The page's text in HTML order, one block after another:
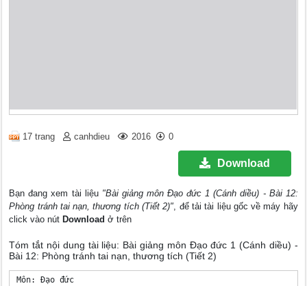
17 trang canhdieu 2016 0
Download
Bạn đang xem tài liệu "Bài giảng môn Đạo đức 1 (Cánh diều) - Bài 12:
Phòng tránh tai nạn, thương tích (Tiết 2)", để tải tài liệu gốc về máy hãy
click vào nút Download ở trên
Tóm tắt nội dung tài liệu: Bài giảng môn Đạo đức 1 (Cánh diều) -
Bài 12: Phòng tránh tai nạn, thương tích (Tiết 2)
Môn: Đạo đức